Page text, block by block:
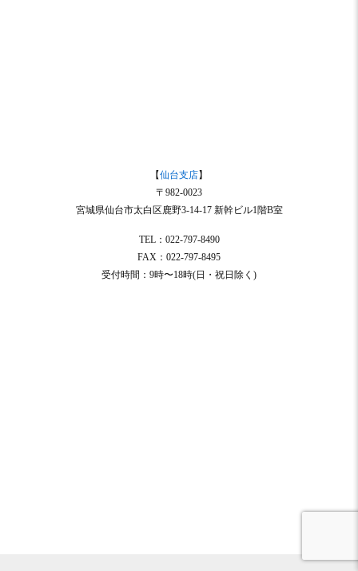
【仙台支店】
〒982-0023
宮城県仙台市太白区鹿野3-14-17 新幹ビル1階B室
TEL：022-797-8490
FAX：022-797-8495
受付時間：9時〜18時(日・祝日除く)